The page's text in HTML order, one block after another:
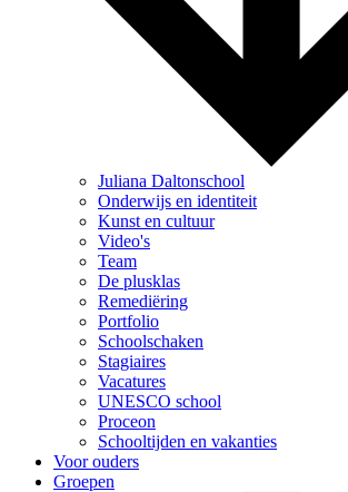
Juliana Daltonschool
Onderwijs en identiteit
Kunst en cultuur
Video's
Team
De plusklas
Remediëring
Portfolio
Schoolschaken
Stagiaires
Vacatures
UNESCO school
Proceon
Schooltijden en vakanties
Voor ouders
Groepen